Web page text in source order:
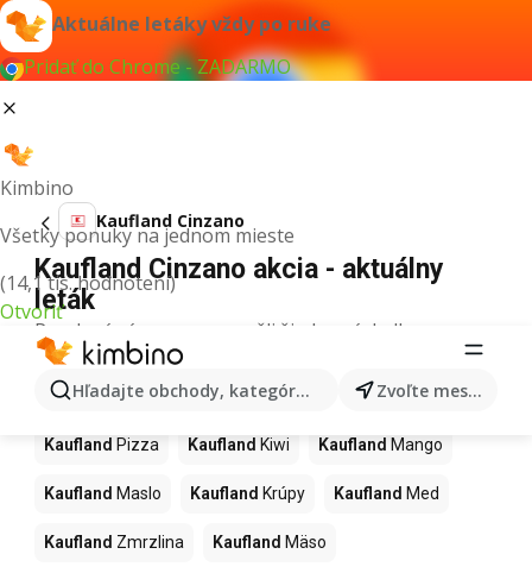
Aktuálne letáky vždy po ruke
Pridať do Chrome - ZADARMO
Kimbino
Všetky ponuky na jednom mieste
(14,1 tis. hodnotení)
Otvoriť
Hľadajte obchody, kategórie, produkty... Zvoľte mesto
Kaufland Cinzano
Kaufland Cinzano akcia - aktuálny
leták
Pre daný výraz sme nenašli žiadne výsledky.
Ďalšie produkty v obchodoch
Kaufland
Kaufland Pizza Kaufland Kiwi Kaufland Mango
Kaufland Maslo Kaufland Krúpy Kaufland Med
Kaufland Zmrzlina Kaufland Mäso